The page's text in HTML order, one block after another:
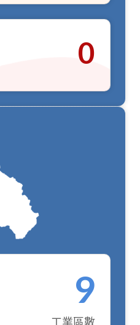
0
9
工業區數